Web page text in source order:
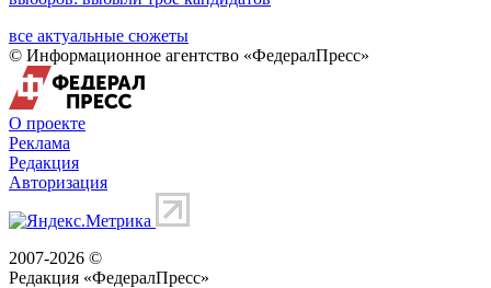
все актуальные сюжеты
© Информационное агентство «ФедералПресс»
О проекте
Реклама
Редакция
Авторизация
2007-2026 ©
Редакция «ФедералПресс»